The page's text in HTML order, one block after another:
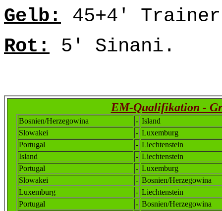
Gelb: 45+4'
Rot: 5' Sinani.
EM-Qualifikation -
Bosnien/Herzegowina - Island
Slowakei
- Luxemburg
Portugal
- Liechtenstein
Island
- Liechtenstein
Portugal
- Luxemburg
Slowakei
- Bosnien/Herzegowina
Luxemburg
- Liechtenstein
Portugal
- Bosnien/Herzegowina